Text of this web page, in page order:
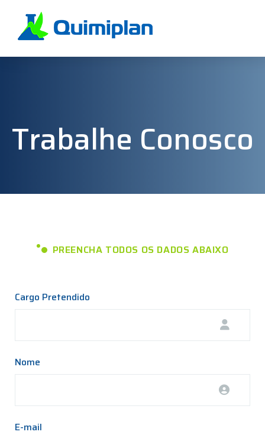
Trabalhe Conosco
PREENCHA TODOS OS DADOS ABAIXO
Cargo Pretendido
Nome
E-mail